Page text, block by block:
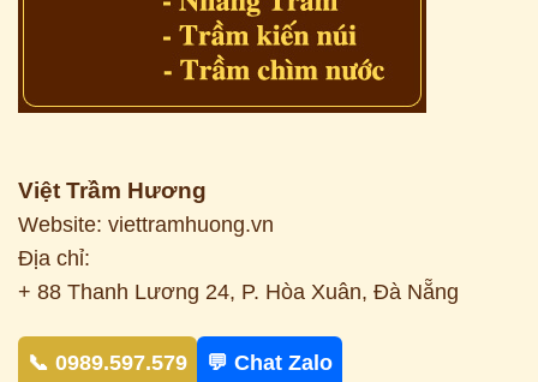
Việt Trầm Hương
Website: viettramhuong.vn
Địa chỉ:
+ 88 Thanh Lương 24, P. Hòa Xuân, Đà Nẵng
📞 0989.597.579 💬 Chat Zalo